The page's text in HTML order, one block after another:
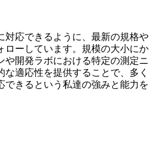
対応できるように、最新の規格や
ローしています。規模の大小にか
や開発ラボにおける特定の測定ニ
な適応性を提供することで、多く
できるという私達の強みと能力を